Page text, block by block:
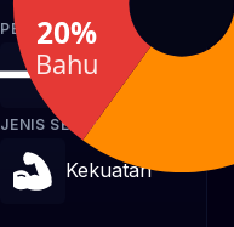
PERALATAN
Barbel
JENIS SENAMAN
Kekuatan
20%
Bahu